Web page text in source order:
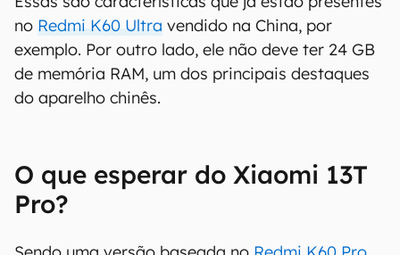
Outra foto mostra, por exemplo, seu carregador.
Ele deve ter suporte a carregamento rápido de
120 W, de 20 V a 6 A. Além disso, o registro
revela que ele terá duas versões, sendo uma
armazenamento.
Essas são características que já estão presentes